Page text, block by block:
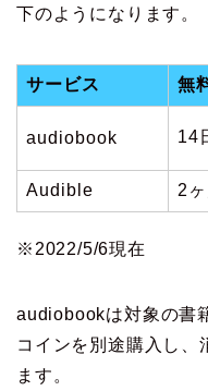
下のようになります。
サービス 無
audiobook 14
Audible 2
※2022/5/6現在
audiobookは対象の書
コインを別途購入し、
ます。